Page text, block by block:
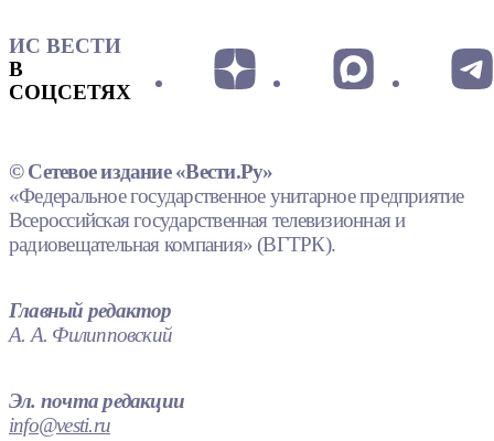
ИС ВЕСТИ
В
СОЦСЕТЯХ
© Сетевое издание «Вести.Ру»
«Федеральное государственное унитарное предприятие
Всероссийская государственная телевизионная и
радиовещательная компания» (ВГТРК).
Главный редактор
А. А. Филипповский
Эл. почта редакции
info@vesti.ru